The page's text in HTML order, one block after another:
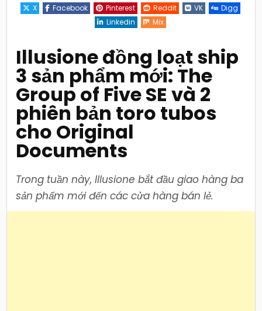
loạt
ship
Group
of
Five
SE
X
Facebook Pinterest Reddit VK
Digg
Linkedin
Mix
Illusione đồng loạt ship
3 sản phẩm mới: The
Group of Five SE và 2
phiên bản toro tubos
cho Original
Documents
Trong tuần này, Illusione bắt đầu giao hàng ba
sản phẩm mới đến các cửa hàng bán lẻ.